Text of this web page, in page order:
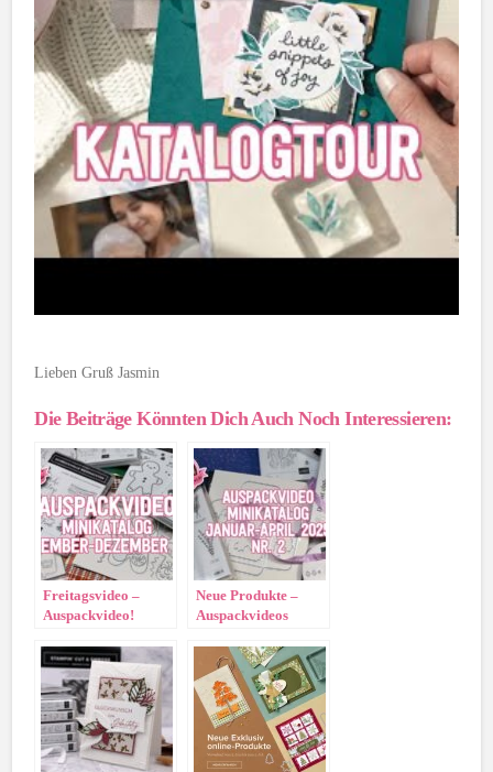
Lieben Gruß Jasmin
Die Beiträge Könnten Dich Auch Noch Interessieren:
Freitagsvideo –
Auspackvideo!
Neue Produkte –
Auspackvideos